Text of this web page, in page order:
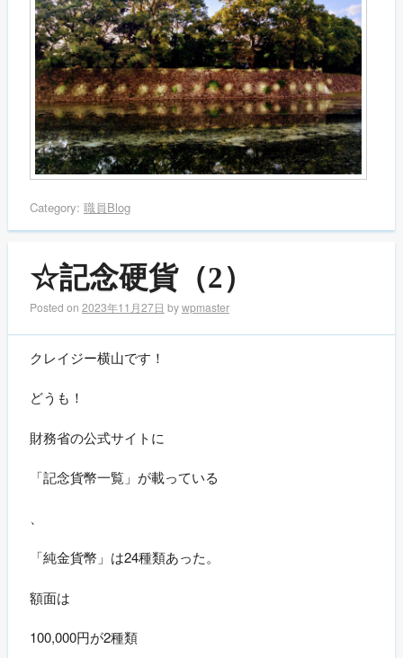
Category: 職員Blog
☆記念硬貨（2）
Posted on 2023年11月27日 bywpmaster
クレイジー横山です！
どうも！
財務省の公式サイトに
「記念貨幣一覧」が載っている
「純金貨幣」は24種類あった。
額面は
100,000円が2種類